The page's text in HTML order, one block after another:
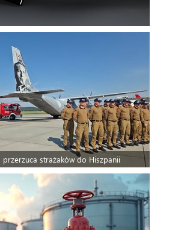
przerzuca strażaków do Hiszpanii